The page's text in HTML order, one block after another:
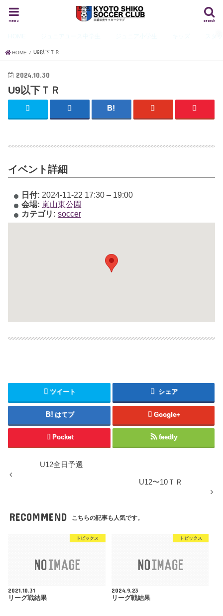
search
menu
HOME U9以下ＴＲ
2024.10.30
U9以下ＴＲ
イベント詳細
日付: 2024-11-22 17:30– 19:00
会場: 嵐山東公園
カテゴリ: soccer
ツイート シェア
はてブ Google+
Pocket feedly
U12全日予選
U12〜10ＴＲ
RECOMMEND こちらの記事も人気です。
トピックス
2021.10.31
リーグ戦結果
トピックス
2024.9.23
リーグ戦結果